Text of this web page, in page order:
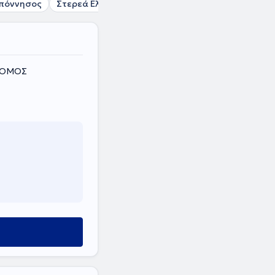
Στερεά Ελλάδα